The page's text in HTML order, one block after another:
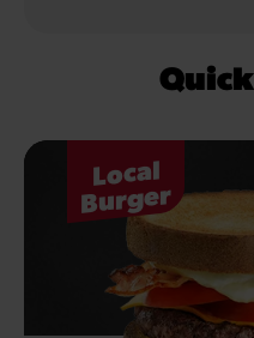
Local
Burger